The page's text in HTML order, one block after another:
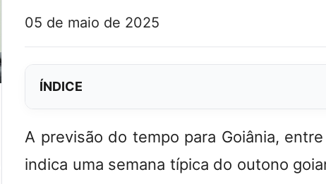
05 de maio de 2025
ÍNDICE
A previsão do tempo para Goiânia,
indica uma semana típica do outono